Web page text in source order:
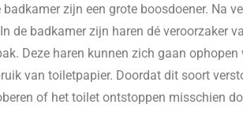
zijn een grote boosdoener. Na
badkamer zijn haren dé veroorzaker
Deze haren kunnen zich gaan
van toiletpapier. Doordat dit soort
of het toilet ontstoppen misschien